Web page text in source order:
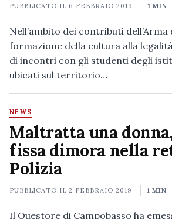
PUBBLICATO IL 6 FEBBRAIO 2019 1 MIN
Nell’ambito dei contributi
formazione della cultura alla
di incontri con gli studenti degli
ubicati sul territorio…
NEWS
Maltratta una
fissa dimora nella
Polizia
PUBBLICATO IL2 FEBBRAIO 2019 1 MIN
Il Questore di Campobasso ha